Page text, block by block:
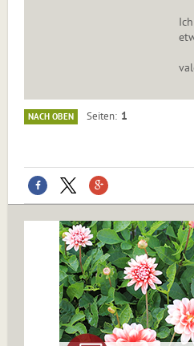
NACH OBEN Seiten 1